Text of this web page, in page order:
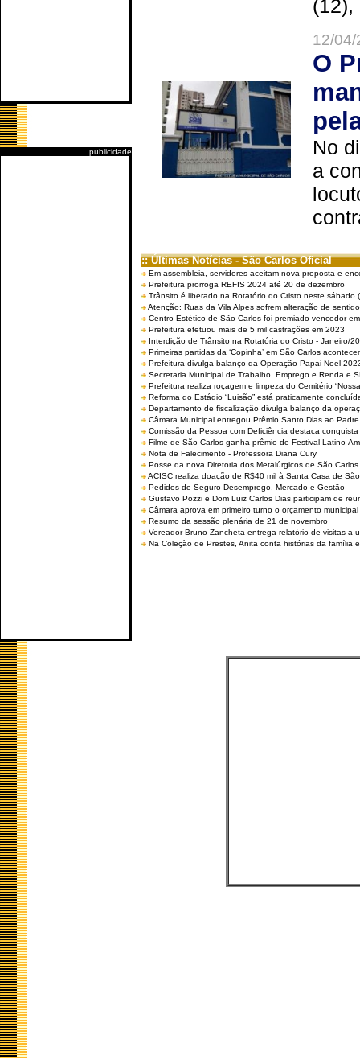
publicidade
(12),
12/
O
No
a
:: Últimas Notícias - São Carlos Oficial
Em assembleia, servidores aceitam nova proposta e
Prefeitura prorroga REFIS 2024 até 20 de dezembro
Trânsito é liberado na Rotatório do Cristo neste sábado
Atenção: Ruas da Vila Alpes sofrem alteração de
Centro Estético de São Carlos foi premiado vencedor
Prefeitura efetuou mais de 5 mil castrações em 2023
Interdição de Trânsito na Rotatória do Cristo - Janeiro/
Primeiras partidas da ‘Copinha’ em São Carlos
Prefeitura divulga balanço da Operação Papai Noel
Secretaria Municipal de Trabalho, Emprego e Renda e
Prefeitura realiza roçagem e limpeza do Cemitério
Reforma do Estádio “Luisão” está praticamente
Departamento de fiscalização divulga balanço da
Câmara Municipal entregou Prêmio Santo Dias ao
Comissão da Pessoa com Deficiência destaca
Filme de São Carlos ganha prêmio de Festival Latino-
Nota de Falecimento - Professora Diana Cury
Posse da nova Diretoria dos Metalúrgicos de São
ACISC realiza doação de R$40 mil à Santa Casa de
Pedidos de Seguro-Desemprego, Mercado e Gestão
Gustavo Pozzi e Dom Luiz Carlos Dias participam de
Câmara aprova em primeiro turno o orçamento
Resumo da sessão plenária de 21 de novembro
Vereador Bruno Zancheta entrega relatório de visitas a
Na Coleção de Prestes, Anita conta histórias da família